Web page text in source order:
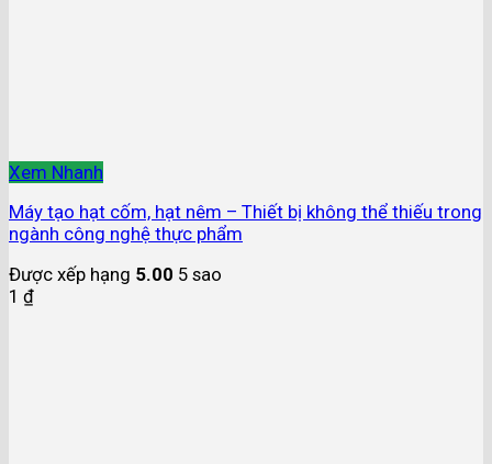
Xem Nhanh
Máy tạo hạt cốm, hạt nêm – Thiết bị không thể thiếu trong
ngành công nghệ thực phẩm
Được xếp hạng 5.00 5 sao
1 ₫